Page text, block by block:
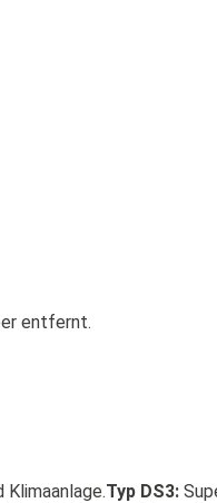
entfernt.
Typ DS3: